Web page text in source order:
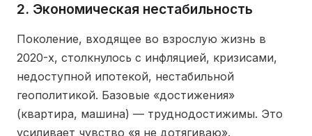
2. Экономическая нестабильность
Поколение, входящее во взрослую жизнь в
2020-х, столкнулось с инфляцией, кризисами,
недоступной ипотекой, нестабильной
геополитикой. Базовые «достижения»
(квартира, машина) — труднодостижимы. Это
усиливает чувство «я не дотягиваю».